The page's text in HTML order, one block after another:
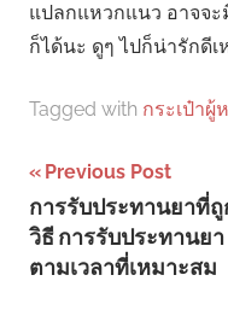
แปลกแหวกแนว อาจจ
ก็ได้นะ ดูๆ ไปก็น่ารักดี
Tagged with กระเป๋าผู้
Post
navigation
Previous Post
การรับประทานยาที่ถู
วิธี การรับประทานยา
ตามเวลาที่เหมาะสม